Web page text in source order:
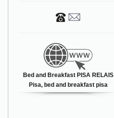
Bed and Breakfast PISA RELAIS
Pisa, bed and breakfast pisa